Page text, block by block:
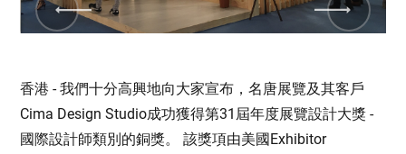
Previous Next
香港 - 我們十分高興地向大家宣布，名唐展覽及其客戶
Cima Design Studio成功獲得第31屆年度展覽設計大獎 -
國際設計師類別的銅獎。 該獎項由美國Exhibitor